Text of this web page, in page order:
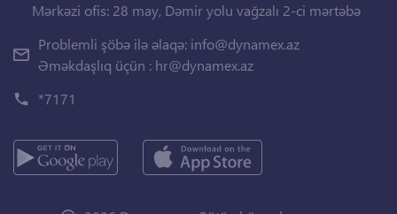
Mərkəzi ofis: 28 may, Dəmir yolu vağzalı 2-ci mərtəbə
Problemli şöbə ilə əlaqə: info@dynamex.az
Əməkdaşlıq üçün : hr@dynamex.az
*7171